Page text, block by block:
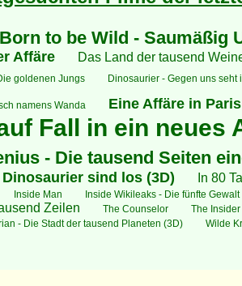
Born to be Wild - Saumäßig
Affäre Das Land der tausend
goldenen Jungs Dinosaurier - Gegen uns seht
namens Wanda Eine Affäre in Paris
Fall in ein neues
- Die tausend Seiten
Dinosaurier sind los (3D) In 80
Inside Man Inside Wikileaks - Die fünfte Gewalt
Zeilen The Counselor The Insider
- Die Stadt der tausend Planeten (3D) Wilde